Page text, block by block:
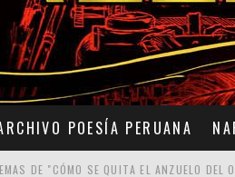
POESÍA PERUANA